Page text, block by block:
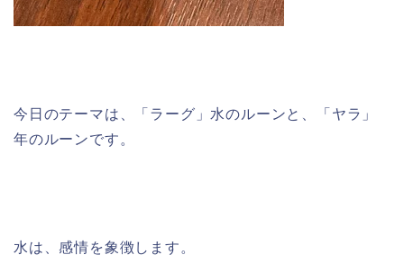
今日のテーマは、「ラーグ」水のルーンと、「ヤラ」
年のルーンです。
水は、感情を象徴します。